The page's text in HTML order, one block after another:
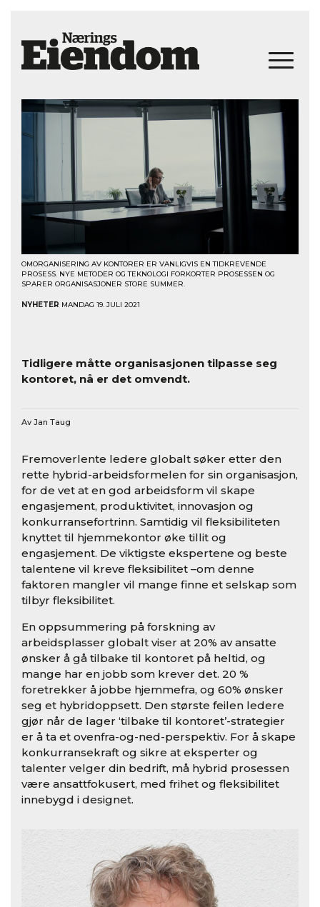
OMORGANISERING AV KONTORER ER VANLIGVIS EN TIDKREVENDE
PROSESS. NYE METODER OG TEKNOLOGI FORKORTER PROSESSEN OG
SPARER ORGANISASJONER STORE SUMMER.
NYHETER MANDAG 19. JULI 2021
Tidligere måtte organisasjonen tilpasse seg
kontoret, nå er det omvendt.
Av Jan Taug
Fremoverlente ledere globalt søker etter den
rette hybrid-arbeidsformelen for sin organisasjon,
for de vet at en god arbeidsform vil skape
engasjement, produktivitet, innovasjon og
konkurransefortrinn. Samtidig vil fleksibiliteten
knyttet til hjemmekontor øke tillit og
engasjement. De viktigste ekspertene og beste
talentene vil kreve fleksibilitet –om denne
faktoren mangler vil mange finne et selskap som
tilbyr fleksibilitet.
En oppsummering på forskning av
arbeidsplasser globalt viser at 20% av ansatte
ønsker å gå tilbake til kontoret på heltid, og
mange har en jobb som krever det. 20 %
foretrekker å jobbe hjemmefra, og 60% ønsker
seg et hybridoppsett. Den største feilen ledere
gjør når de lager ‘tilbake til kontoret’-strategier
er å ta et ovenfra-og-ned-perspektiv. For å skape
konkurransekraft og sikre at eksperter og
talenter velger din bedrift, må hybrid prosessen
være ansattfokusert, med frihet og fleksibilitet
innebygd i designet.